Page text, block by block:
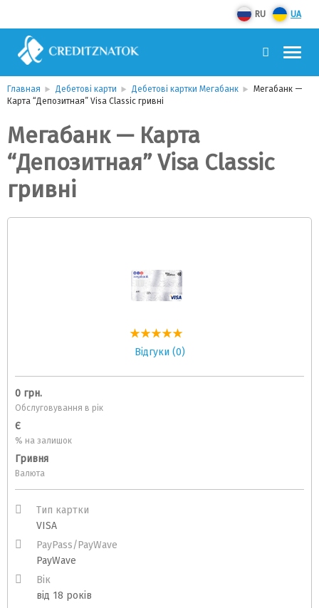
RU UA
Главная Дебетові карти Дебетові картки Мегабанк
Мегабанк —
Карта “Депозитная” Visa Classic гривні
Мегабанк — Карта
“Депозитная” Visa Classic
гривні
Відгуки (0)
0 грн.
Обслуговування в рік
Є
% на залишок
Гривня
Валюта
Тип картки
VISA
PayPass/PayWave
PayWave
Вік
від 18 років